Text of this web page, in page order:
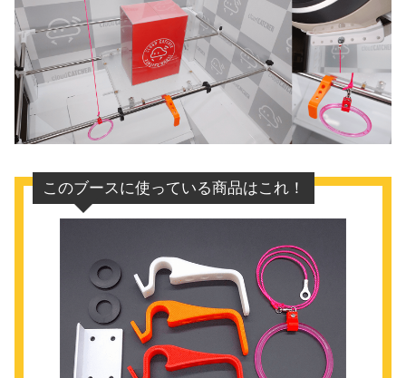
このブースに使っている商品はこれ！